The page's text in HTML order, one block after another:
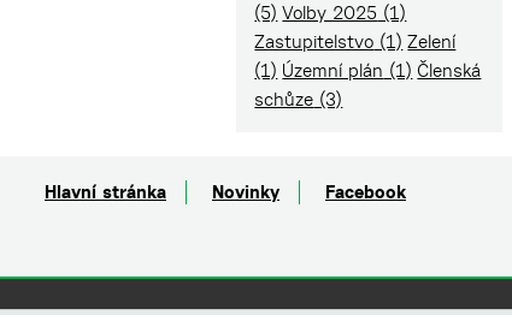
(5) Volby 2025 (1)
Zastupitelstvo (1) Zelení
(1) Územní plán (1) Členská
schůze (3)
Hlavní stránka Novinky Facebook